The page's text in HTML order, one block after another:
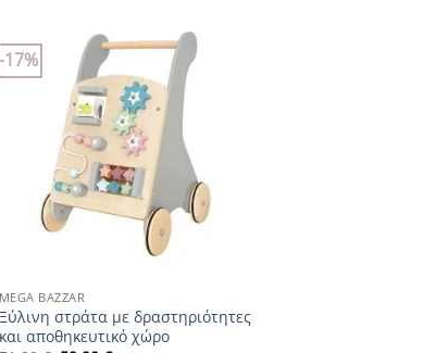
-17%
MEGA BAZZAR
Ξύλινη στράτα με δραστηριότητες
και αποθηκευτικό χώρο